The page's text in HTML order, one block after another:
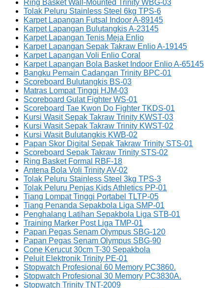
Ring Basket Wall-Mounted Trinity WBG-03
Tolak Peluru Stainless Steel 6kg TPS-6
Karpet Lapangan Futsal Indoor A-89145
Karpet Lapangan Bulutangkis A-23145
Karpet Lapangan Tenis Meja Enlio
Karpet Lapangan Sepak Takraw Enlio A-19145
Karpet Lapangan Voli Enlio Coral
Karpet Lapangan Bola Basket Indoor Enlio A-65145
Bangku Pemain Cadangan Trinity BPC-01
Scoreboard Bulutangkis BS-03
Matras Lompat Tinggi HJM-03
Scoreboard Gulat Fighter WS-01
Scoreboard Tae Kwon Do Fighter TKDS-01
Kursi Wasit Sepak Takraw Trinity KWST-03
Kursi Wasit Sepak Takraw Trinity KWST-02
Kursi Wasit Bulutangkis KWB-02
Papan Skor Digital Sepak Takraw Trinity STS-01
Scoreboard Sepak Takraw Trinity STS-02
Ring Basket Formal RBF-18
Antena Bola Voli Trinity AV-02
Tolak Peluru Stainless Steel 3kg TPS-3
Tolak Peluru Penjas Kids Athletics PP-01
Tiang Lompat Tinggi Portabel TLTP-05
Tiang Penanda Sepakbola Liga SMP-01
Penghalang Latihan Sepakbola Liga STB-01
Training Marker Post Liga TMP-01
Papan Pegas Senam Olympus SBG-120
Papan Pegas Senam Olympus SBG-90
Cone Kerucut 30cm T-30 Sepakbola
Peluit Elektronik Trinity PE-01
Stopwatch Profesional 60 Memory PC3860.
Stopwatch Profesional 30 Memory PC3830A.
Stopwatch Trinity TNT-2009